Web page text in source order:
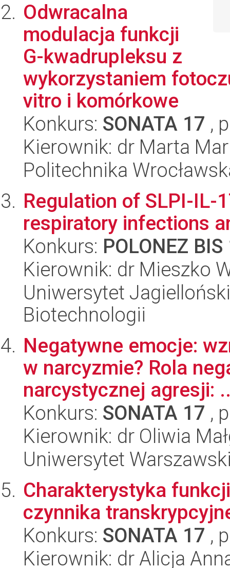
Odwracalna
modulacja funkcji
G-kwadrupleksu z
wykorzystaniem
vitro i komórkowe
Konkurs: SONATA 17 ,
Kierownik: dr Marta
Politechnika
Regulation of SLPI-IL-
respiratory infections
Konkurs: POLONEZ BIS
Kierownik: dr Mieszko
Uniwersytet
Biotechnologii
Negatywne emocje:
w narcyzmie? Rola
narcystycznej agresji:
Konkurs: SONATA 17 ,
Kierownik: dr Oliwia
Uniwersytet
Charakterystyka
czynnika
Konkurs: SONATA 17 ,
Kierownik: dr Alicja